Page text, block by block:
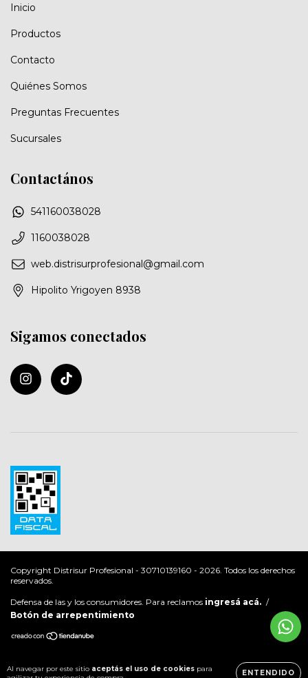
Al navegar por este sitio aceptás el uso de cookies para
ENTENDIDO
Inicio
Productos
Contacto
Quiénes Somos
Preguntas Frecuentes
Sucursales
Contactános
541160038028
1160038028
web.distrisurprofesional@gmail.com
Hipolito Yrigoyen 8938
Sigamos conectados
Copyright Distrisur Profesional - 30710139160 - 2026. Todos los derechos
reservados.
Defensa de las y los consumidores. Para reclamos ingresá acá. /
Botón de arrepentimiento